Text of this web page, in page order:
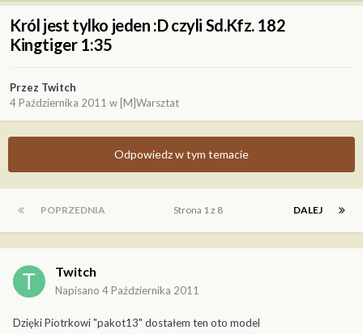
Król jest tylko jeden :D czyli Sd.Kfz. 182
Kingtiger 1:35
Przez Twitch
4 Października 2011 w [M]Warsztat
Odpowiedz w tym temacie
POPRZEDNIA DALEJ
Strona 1 z 8
Twitch
Napisano 4 Października 2011
Dzięki Piotrkowi "pakot13" dostałem ten oto model